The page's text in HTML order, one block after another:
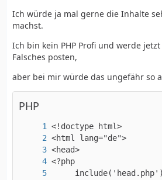
Ich würde ja mal gerne die Inhalte
machst.
Ich bin kein PHP Profi und werde
Falsches posten,
aber bei mir würde das ungefähr so
PHP